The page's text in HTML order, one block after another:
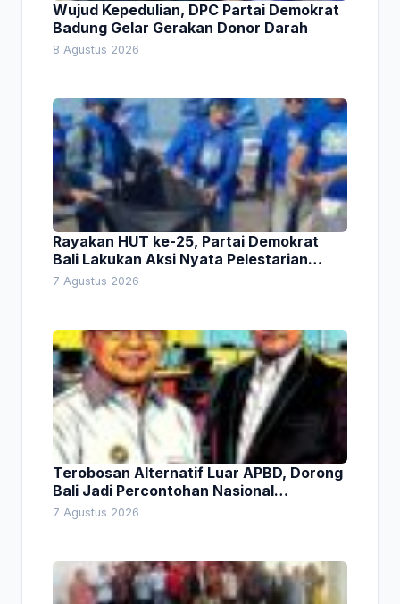
Wujud Kepedulian, DPC Partai Demokrat
Badung Gelar Gerakan Donor Darah
8 Agustus 2026
Rayakan HUT ke-25, Partai Demokrat
Bali Lakukan Aksi Nyata Pelestarian
Lingkungan
7 Agustus 2026
Terobosan Alternatif Luar APBD, Dorong
Bali Jadi Percontohan Nasional
Pembiayaan Daerah
7 Agustus 2026